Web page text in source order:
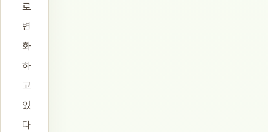
로
변
화
하
고
있
다